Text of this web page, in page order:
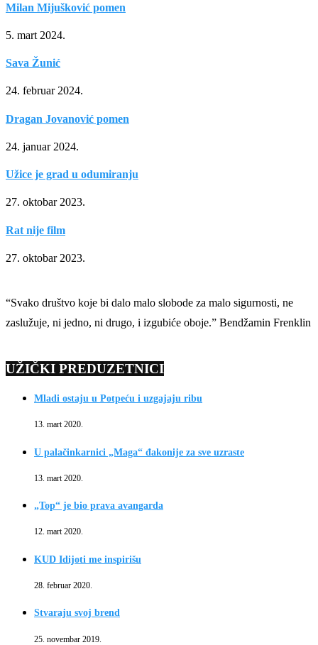
Milan Mijušković pomen
5. mart 2024.
Sava Žunić
24. februar 2024.
Dragan Jovanović pomen
24. januar 2024.
Užice je grad u odumiranju
27. oktobar 2023.
Rat nije film
27. oktobar 2023.
“Svako društvo koje bi dalo malo slobode za malo sigurnosti, ne
zaslužuje, ni jedno, ni drugo, i izgubiće oboje.” Bendžamin Frenklin
UŽIČKI PREDUZETNICI
Mladi ostaju u Potpeću i uzgajaju ribu
13. mart 2020.
U palačinkarnici „Maga“ đakonije za sve uzraste
13. mart 2020.
„Top“ je bio prava avangarda
12. mart 2020.
KUD Idijoti me inspirišu
28. februar 2020.
Stvaraju svoj brend
25. novembar 2019.